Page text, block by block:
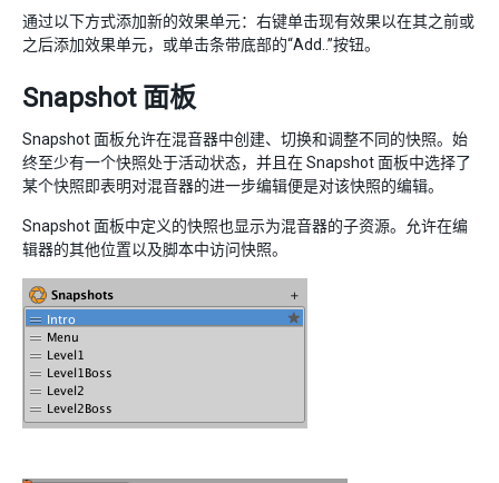
通过以下方式添加新的效果单元：右键单击现有效果以在其之前或
之后添加效果单元，或单击条带底部的“Add..”按钮。
Snapshot 面板
Snapshot 面板允许在混音器中创建、切换和调整不同的快照。始
终至少有一个快照处于活动状态，并且在 Snapshot 面板中选择了
某个快照即表明对混音器的进一步编辑便是对该快照的编辑。
Snapshot 面板中定义的快照也显示为混音器的子资源。允许在编
辑器的其他位置以及脚本中访问快照。